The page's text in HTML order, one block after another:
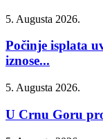
5. Augusta 2026.
Počinje isplata
iznose...
5. Augusta 2026.
U Crnu Goru